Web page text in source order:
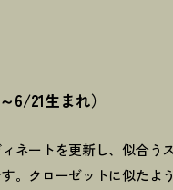
6/21生まれ）
ネートを更新し、似合う
。クローゼットに似たよ